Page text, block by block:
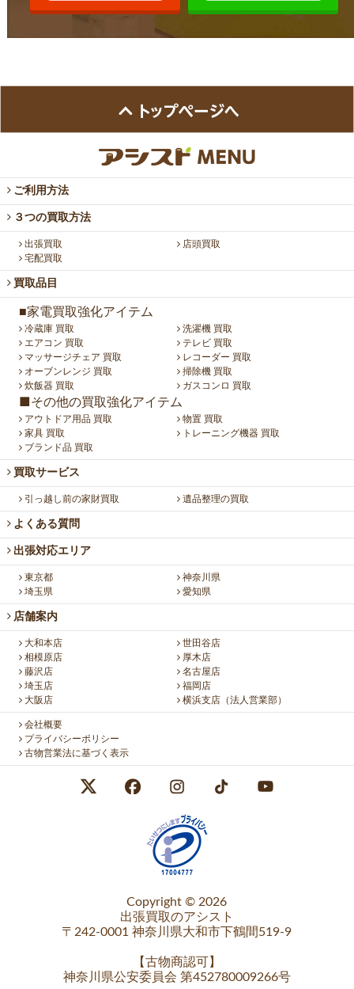
ご利用方法
３つの買取方法
出張買取
店頭買取
宅配買取
買取品目
■家電買取強化アイテム
冷蔵庫 買取
洗濯機 買取
エアコン 買取
テレビ 買取
マッサージチェア 買取
レコーダー 買取
オーブンレンジ 買取
掃除機 買取
炊飯器 買取
ガスコンロ 買取
■その他の買取強化アイテム
アウトドア用品 買取
物置 買取
家具 買取
トレーニング機器 買取
ブランド品 買取
買取サービス
引っ越し前の家財買取 遺品整理の買取
よくある質問
出張対応エリア
東京都
神奈川県
埼玉県
愛知県
店舗案内
大和本店
世田谷店
相模原店
厚木店
藤沢店
名古屋店
埼玉店
福岡店
大阪店
横浜支店（法人営業部）
会社概要
プライバシーポリシー
古物営業法に基づく表示
Copyright © 2026
出張買取のアシスト
〒242-0001 神奈川県大和市下鶴間519-9
【古物商認可
】
神奈川県公安委員会 第452780009266号